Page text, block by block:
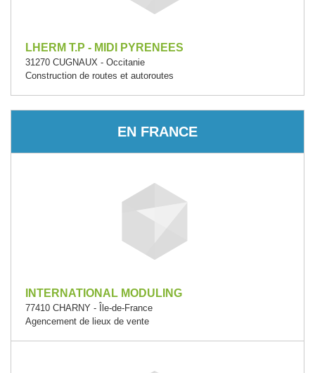
LHERM T.P - MIDI PYRENEES
31270 CUGNAUX - Occitanie
Construction de routes et autoroutes
EN FRANCE
INTERNATIONAL MODULING
77410 CHARNY - Île-de-France
Agencement de lieux de vente